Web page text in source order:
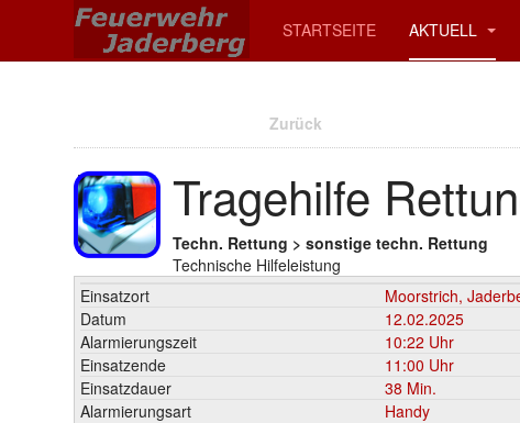
STARTSEITE AKTUELL
Zurück
Tragehilfe
Techn. Rettung > sonstige techn. Rettung
Technische Hilfeleistung
Einsatzort
Moorstrich,
Datum
12.02.2025
Alarmierungszeit
10:22 Uhr
Einsatzende
11:00 Uhr
Einsatzdauer
38 Min.
Alarmierungsart
Handy